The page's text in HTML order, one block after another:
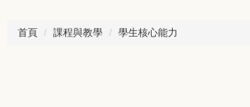
首頁 課程與教學 學生核心能力